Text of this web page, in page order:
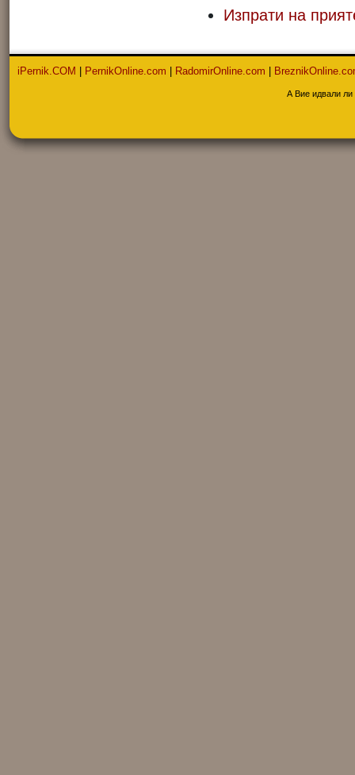
Изпрати на
iPernik.COM | PernikOnline.com | RadomirOnline.com |
А Вие идвали